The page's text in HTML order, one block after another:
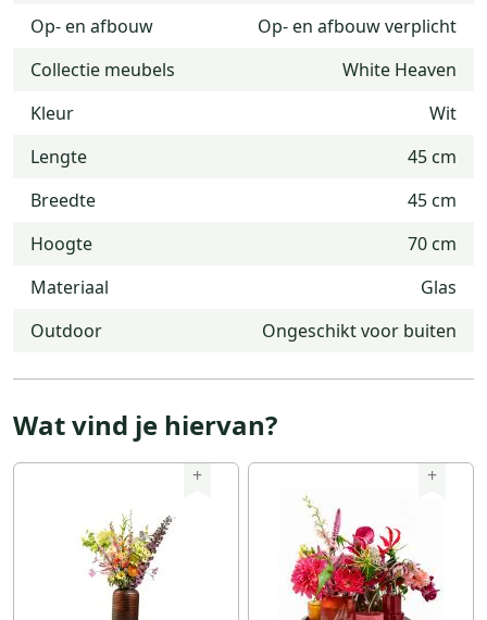
Op- en afbouw
Op- en afbouw verplicht
Collectie meubels
White Heaven
Kleur
Wit
Lengte
45 cm
Breedte
45 cm
Hoogte
70 cm
Materiaal
Glas
Outdoor
Ongeschikt voor buiten
Wat vind je hiervan?
+ +